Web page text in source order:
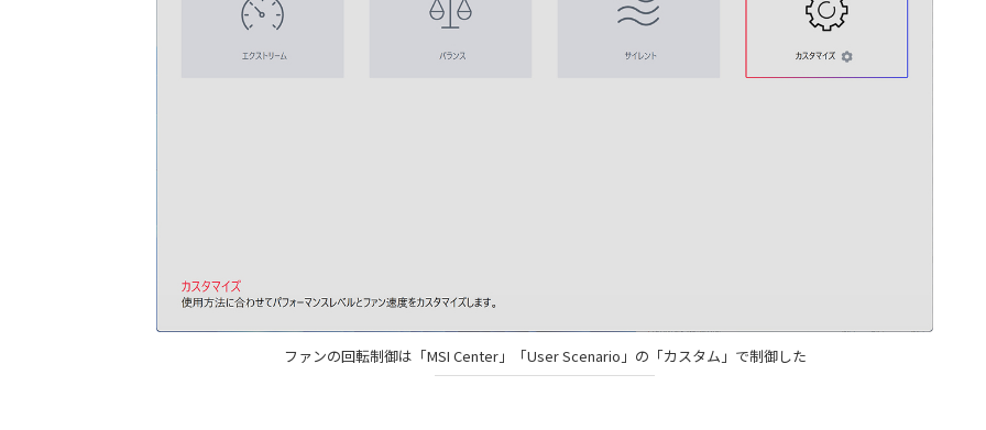
ファンの回転制御は「MSI Center」「User Scenario」の「カスタム」で制御した